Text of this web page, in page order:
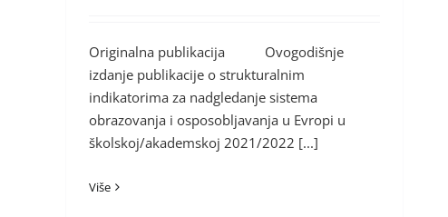
Originalna publikacija Ovogodišnje
izdanje publikacije o strukturalnim
indikatorima za nadgledanje sistema
obrazovanja i osposobljavanja u Evropi u
školskoj/akademskoj 2021/2022 [...]
Više